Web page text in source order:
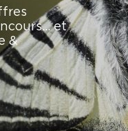
et
&